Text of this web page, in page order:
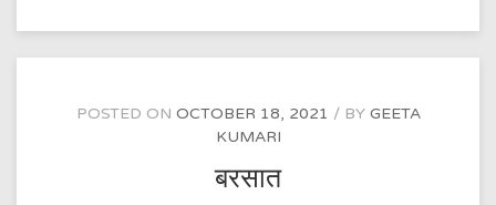
आर्यन
गीत
POSTED ON OCTOBER 18, 2021 BY GEETA
KUMARI
बरसात